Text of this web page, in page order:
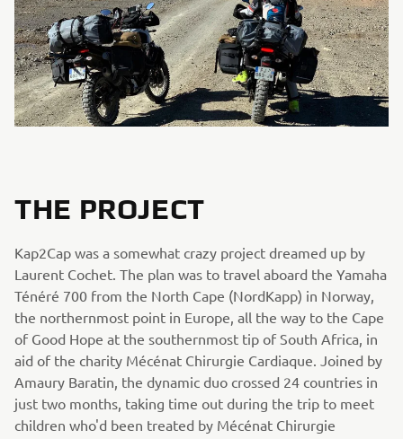
THE PROJECT
Kap2Cap was a somewhat crazy project dreamed up by
Laurent Cochet. The plan was to travel aboard the Yamaha
Ténéré 700 from the North Cape (NordKapp) in Norway,
the northernmost point in Europe, all the way to the Cape
of Good Hope at the southernmost tip of South Africa, in
aid of the charity Mécénat Chirurgie Cardiaque. Joined by
Amaury Baratin, the dynamic duo crossed 24 countries in
just two months, taking time out during the trip to meet
children who'd been treated by Mécénat Chirurgie